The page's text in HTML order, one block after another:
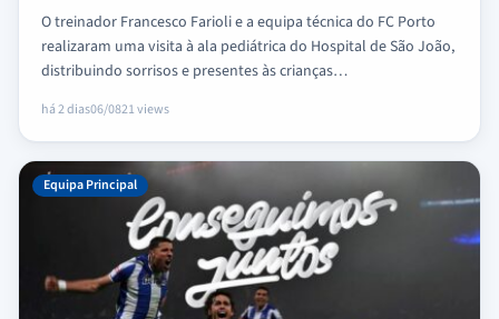
O treinador Francesco Farioli e a equipa técnica do FC Porto
realizaram uma visita à ala pediátrica do Hospital de São João,
distribuindo sorrisos e presentes às crianças…
há 2 dias06/0821 views
Equipa Principal